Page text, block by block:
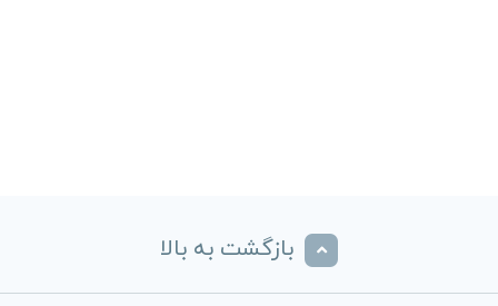
بازگشت به بالا